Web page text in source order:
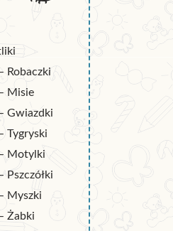
Robaczki
Misie
Gwiazdki
Tygryski
Motylki
Pszczółki
Myszki
Żabki